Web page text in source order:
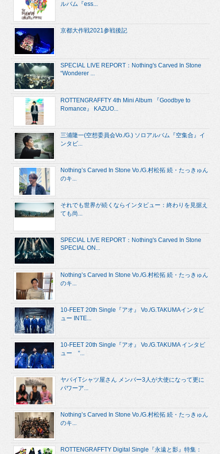
ルバム『ess...
京都大作戦2021参戦後記
SPECIAL LIVE REPORT：Nothing's Carved In Stone
“Wonderer ...
ROTTENGRAFFTY 4th Mini Album 『Goodbye to
Romance』 KAZUO...
三浦隆一(空想委員会Vo./G.) ソロアルバム『空集合』イ
ンタビ...
Nothing’s Carved In Stone Vo./G.村松拓 続・たっきゅん
のキ...
それでも世界が続くならインタビュー：終わりを見据え
ても尚...
SPECIAL LIVE REPORT：Nothing's Carved In Stone
SPECIAL ON...
Nothing’s Carved In Stone Vo./G.村松拓 続・たっきゅん
のキ...
10-FEET 20th Single『アオ』 Vo./G.TAKUMAインタビ
ュー INTE...
10-FEET 20th Single『アオ』 Vo./G.TAKUMA インタビ
ュー “...
ヤバイTシャツ屋さん メンバー3人が大使になって更に
パワーア...
Nothing’s Carved In Stone Vo./G.村松拓 続・たっきゅん
のキ...
ROTTENGRAFFTY Digital Single『永遠と影』特集：